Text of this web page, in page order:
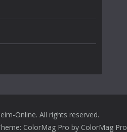
Online. All rights reserved.
ColorMag Pro by ColorMag Pro